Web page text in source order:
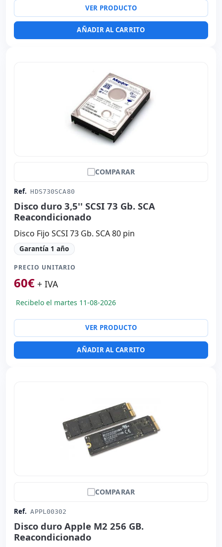
VER PRODUCTO
AÑADIR AL CARRITO
COMPARAR
Ref. HDS730SCA80
Disco duro 3,5'' SCSI 73 Gb. SCA
Reacondicionado
Disco Fijo SCSI 73 Gb. SCA 80 pin
Garantía 1 año
PRECIO UNITARIO
60€ + IVA
Recibelo el martes 11-08-2026
VER PRODUCTO
AÑADIR AL CARRITO
COMPARAR
Ref. APPL00302
Disco duro Apple M2 256 GB.
Reacondicionado